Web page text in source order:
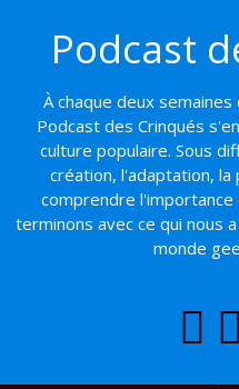
contenu
Podcast
À chaque deux
Podcast des Crinqués
culture populaire. Sous
création, l'adaptation, la
comprendre
terminons avec ce qui nous
monde